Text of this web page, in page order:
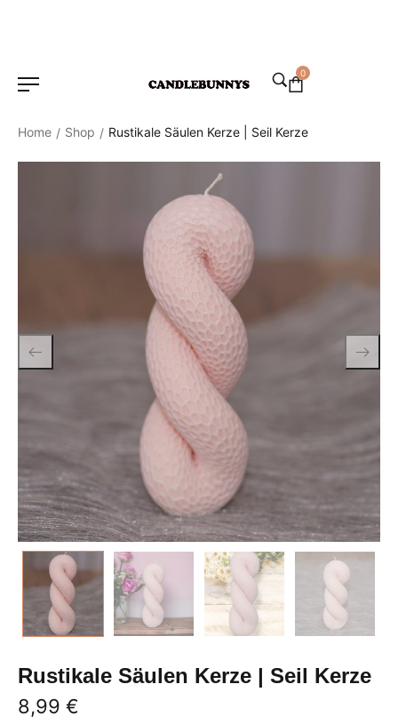
0
Home / Shop / Rustikale Säulen Kerze | Seil Kerze
Rustikale Säulen Kerze | Seil Kerze
8,99 €